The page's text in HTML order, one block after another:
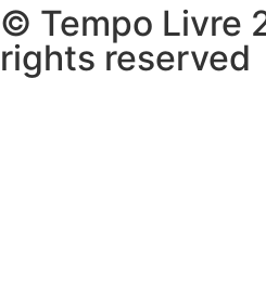
© Tempo Livre
rights reserved